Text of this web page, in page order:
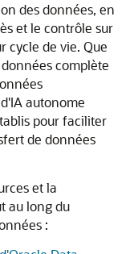
des données, en
et le contrôle sur
cycle de vie. Que
complète
autonome
pour faciliter
de données
et la
au long du
: